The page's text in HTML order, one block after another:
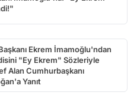
Ekrem İmamoğlu'ndan
"Ey Ekrem" Sözleriyle
Alan Cumhurbaşkanı
Yanıt